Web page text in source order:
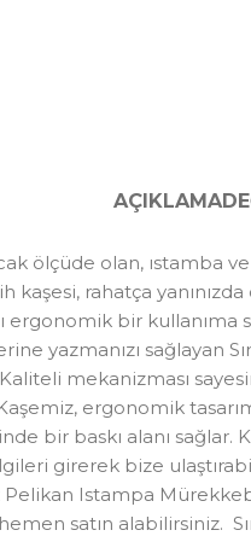
AÇIKLAMA
ölçüde olan,
kaşesi, rahatça
bir
yazmanızı sağlayan
mekanizması
ergonomik
bir baskı alanı sağlar.
girerek bize
Istampa
satın alabilirsiniz.